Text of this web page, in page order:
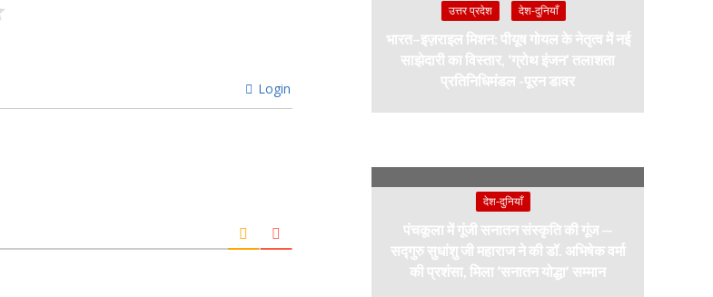
Login
उत्तर प्रदेश देश-दुनियाँ
भारत–इज़राइल मिशन: पीयूष गोयल के नेतृत्व में नई
साझेदारी का विस्तार, ‘ग्रोथ इंजन’ तलाशता
प्रतिनिधिमंडल -पूरन डावर
देश-दुनियाँ
पंचकूला में गूंजी सनातन संस्कृति की गूंज —
सद्गुरु सुधांशु जी महाराज ने की डॉ. अभिषेक वर्मा
की प्रशंसा, मिला ‘सनातन योद्धा’ सम्मान